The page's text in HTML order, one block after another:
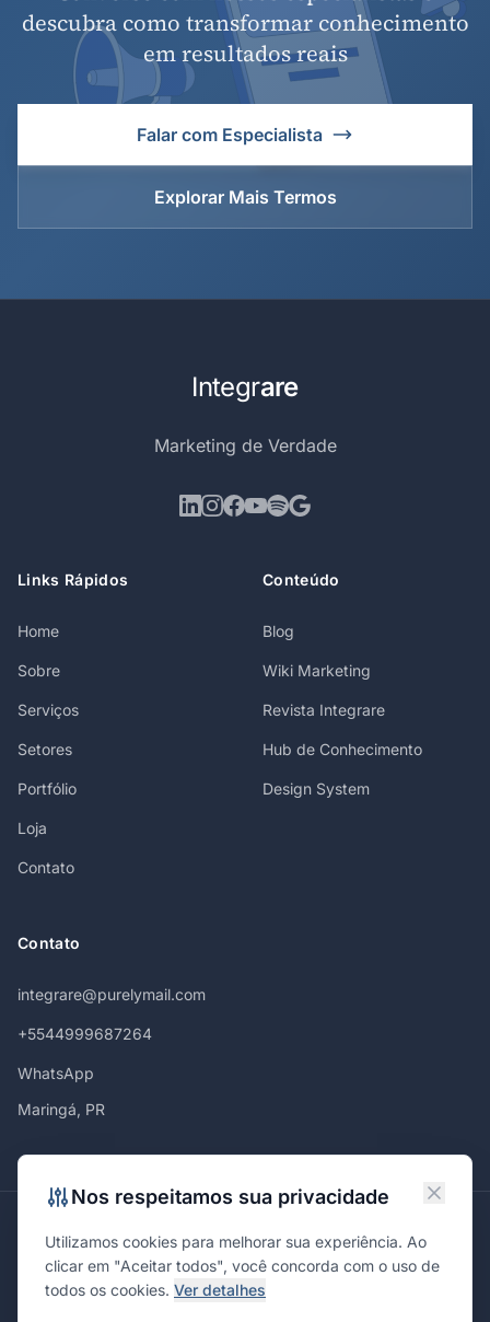
descubra como transformar conhecimento
em resultados reais
Falar com Especialista
Explorar Mais Termos
Integrare
Marketing de Verdade
Links Rápidos
Home
Sobre
Serviços
Setores
Portfólio
Loja
Contato
Conteúdo
Blog
Wiki Marketing
Revista Integrare
Hub de Conhecimento
Design System
Contato
integrare@purelymail.com
+5544999687264
WhatsApp
Maringá, PR
MaringáCuritibaSão PauloLondrinaCascavelPonta Grossa
Florianópolis BrasíliaJoinvilleCampinas
Nos respeitamos sua privacidade
Utilizamos cookies para melhorar sua experiência. Ao
clicar em "Aceitar todos", você concorda com o uso de
todos os cookies. Ver detalhes